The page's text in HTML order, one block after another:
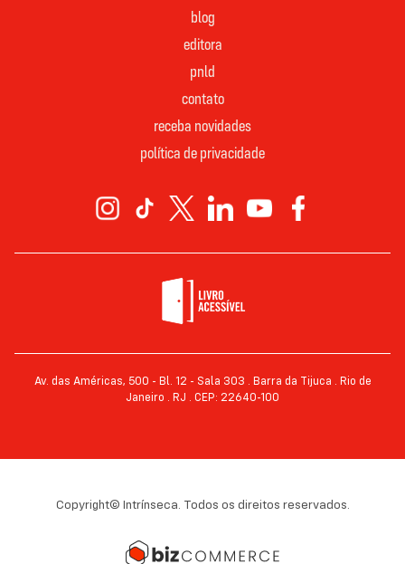
blog
editora
pnld
contato
receba novidades
política de privacidade
Av. das Américas, 500 - Bl. 12 - Sala 303 . Barra da Tijuca . Rio de
Janeiro . RJ . CEP: 22640-100
Copyright© Intrínseca. Todos os direitos reservados.